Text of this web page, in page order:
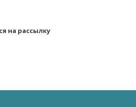
на рассылку